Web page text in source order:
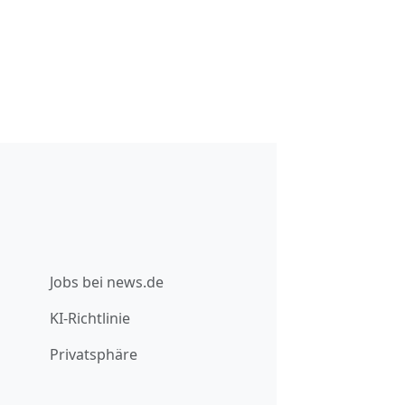
Jobs bei news.de
KI-Richtlinie
Privatsphäre